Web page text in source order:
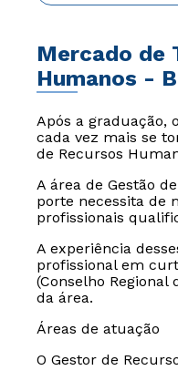
Mercado de
Humanos -
Após a graduação,
cada vez mais se
de Recursos
A área de Gestão
porte necessita de
profissionais
A experiência
profissional em
(Conselho
da área.
Áreas de atuação
O Gestor de